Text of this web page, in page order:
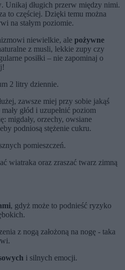
. Unikaj długich przerw między nimi.
to częściej. Dzięki temu można
na stałym poziomie.
niewielkie, ale pożywne
z musli, lekkie zupy czy
posiłki – nie zapominaj o
2 litry dziennie.
zawsze miej przy sobie jakąś
głód i uzupełnić poziom
migdały, orzechy, owsiane
podniosą stężenie cukru.
pomieszczeń.
wiatraka oraz zraszać twarz zimną
, gdyż może to podnieść ryzyko
z nogą założoną na nogę - taka
i silnych emocji.